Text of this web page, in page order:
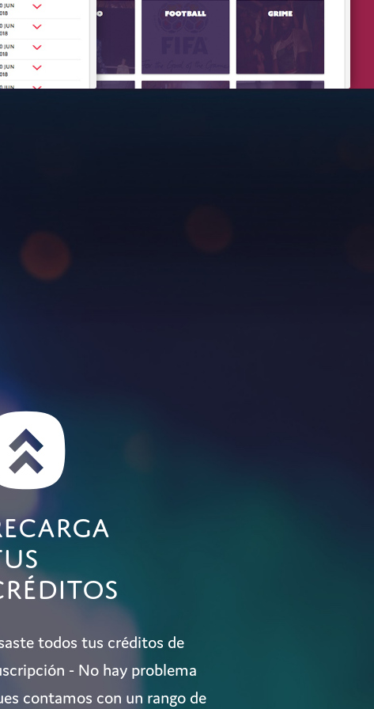
todos tus créditos de
- No hay problema
contamos con un rango de